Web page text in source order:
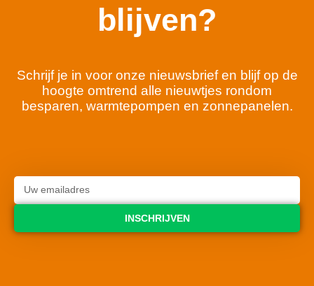
blijven?
Schrijf je in voor onze nieuwsbrief en blijf op de
hoogte omtrend alle nieuwtjes rondom
besparen, warmtepompen en zonnepanelen.
INSCHRIJVEN